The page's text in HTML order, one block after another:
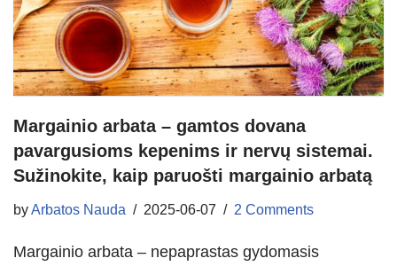
Margainio arbata – gamtos dovana
pavargusioms kepenims ir nervų sistemai.
Sužinokite, kaip paruošti margainio arbatą
byArbatos Nauda 2025-06-07 2 Comments
Margainio arbata – nepaprastas gydomasis